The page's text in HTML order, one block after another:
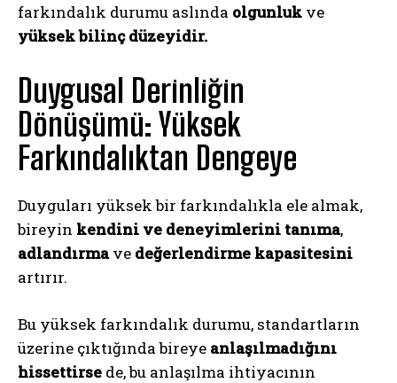
farkındalık durumu aslında olgunluk ve
yüksek bilinç düzeyidir.
Duygusal Derinliğin
Dönüşümü: Yüksek
Farkındalıktan Dengeye
Duyguları yüksek bir farkındalıkla ele almak,
bireyin kendini ve deneyimlerini tanıma,
adlandırmave değerlendirme kapasitesini
artırır.
Bu yüksek farkındalık durumu, standartların
üzerine çıktığında bireye anlaşılmadığını
hissettirse de, bu anlaşılma ihtiyacının